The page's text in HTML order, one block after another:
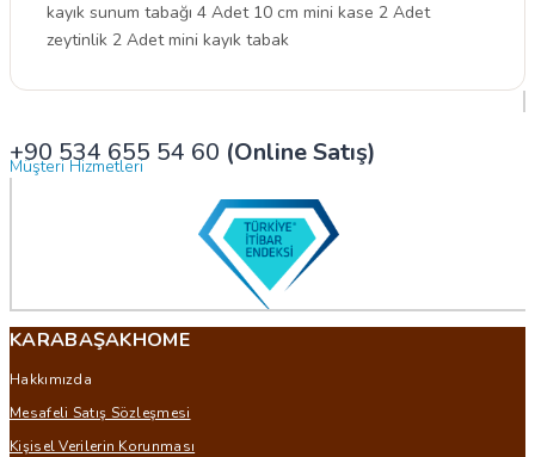
kayık sunum tabağı 4 Adet 10 cm mini kase 2 Adet
zeytinlik 2 Adet mini kayık tabak
+90 534 655 54 60 (Online Satış)
Müşteri Hizmetleri
KARABAŞAKHOME
Hakkımızda
Mesafeli Satış Sözleşmesi
Kişisel Verilerin Korunması